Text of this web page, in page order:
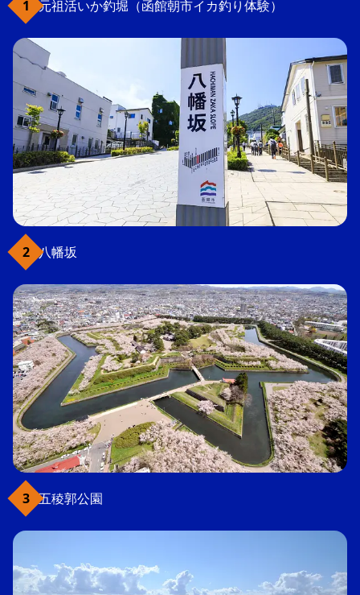
元祖活いか釣堀（函館朝市イカ釣り体験）
八幡坂
五稜郭公園